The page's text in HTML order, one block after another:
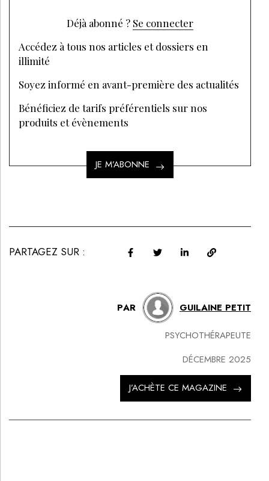
Déjà abonné ? Se connecter
Accédez à tous nos articles et dossiers en
illimité
Soyez informé en avant-première des actualités
Bénéficiez de tarifs préférentiels sur nos
produits et évènements
JE M’ABONNE
PARTAGEZ SUR :
PAR GUILAINE PETIT
PSYCHOTHÉRAPEUTE
DÉCEMBRE 2025
J’ACHÈTE CE MAGAZINE